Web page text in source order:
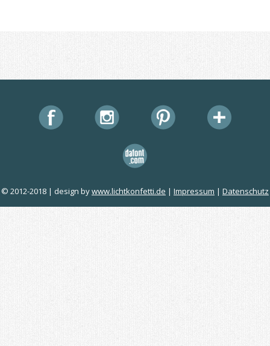
© 2012-2018 | design bywww.lichtkonfetti.de | Impressum | Datenschutz